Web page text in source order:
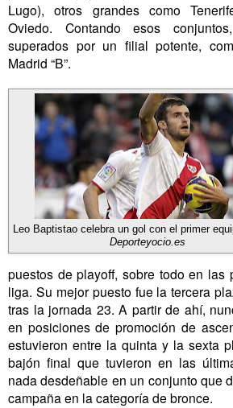
Lugo), otros grandes como
Oviedo. Contando esos
superados por un filial potente,
Madrid “B”.
Leo Baptistao celebra un gol con el primer
Deporteyocio.es
puestos de playoff, sobre todo en las
liga. Su mejor puesto fue la tercera
tras la jornada 23. A partir de ahí,
en posiciones de promoción de
estuvieron entre la quinta y la sexta
bajón final que tuvieron en las
nada desdeñable en un conjunto que
campaña en la categoría de bronce.